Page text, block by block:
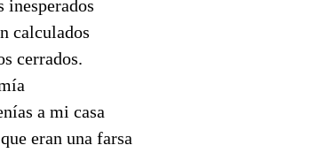
inesperados
calculados
cerrados.
a mi casa
eran una farsa